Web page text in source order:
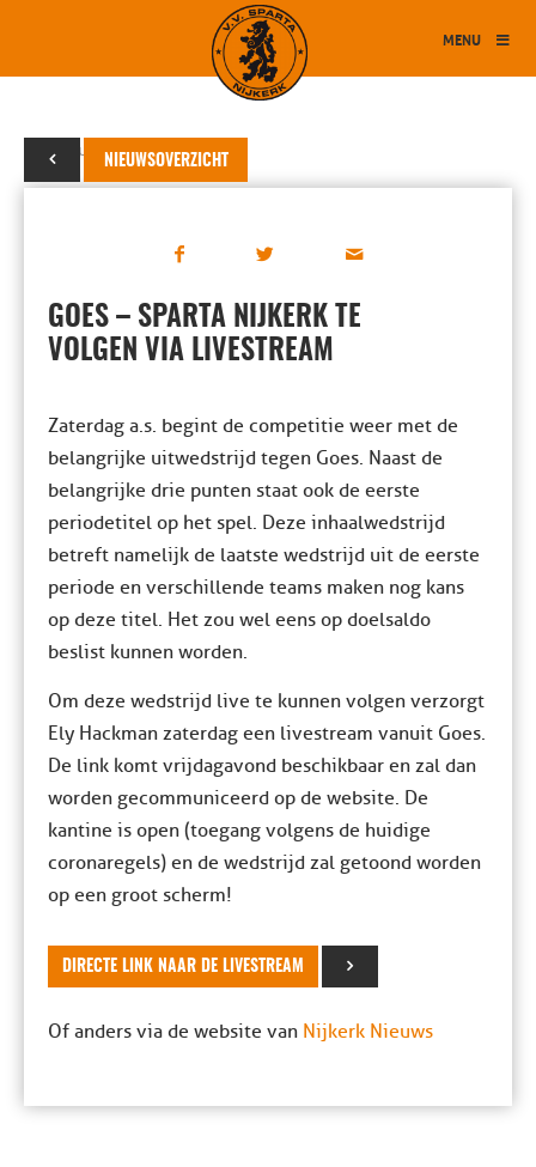
MENU
NIEUWSOVERZICHT
09 februari 2022
GOES – SPARTA NIJKERK TE
VOLGEN VIA LIVESTREAM
Zaterdag a.s. begint de competitie weer met de
belangrijke uitwedstrijd tegen Goes. Naast de
belangrijke drie punten staat ook de eerste
periodetitel op het spel. Deze inhaalwedstrijd
betreft namelijk de laatste wedstrijd uit de eerste
periode en verschillende teams maken nog kans
op deze titel. Het zou wel eens op doelsaldo
beslist kunnen worden.
Om deze wedstrijd live te kunnen volgen verzorgt
Ely Hackman zaterdag een livestream vanuit Goes.
De link komt vrijdagavond beschikbaar en zal dan
worden gecommuniceerd op de website. De
kantine is open (toegang volgens de huidige
coronaregels) en de wedstrijd zal getoond worden
op een groot scherm!
DIRECTE LINK NAAR DE LIVESTREAM
Of anders via de website van Nijkerk Nieuws